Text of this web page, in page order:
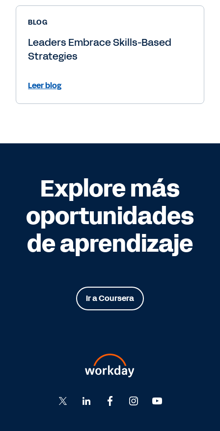
BLOG
Leaders Embrace Skills-Based
Strategies
Leer blog
Explore más
oportunidades
de aprendizaje
Ir a Coursera